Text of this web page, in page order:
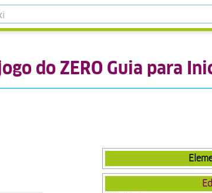
do ZERO Guia para